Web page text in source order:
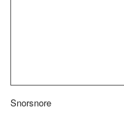
Snorsnore